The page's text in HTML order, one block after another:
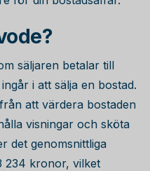
säljaren betalar till
i att sälja en bostad.
att värdera bostaden
visningar och sköta
det genomsnittliga
234 kronor, vilket